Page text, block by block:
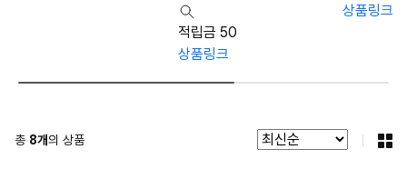
적립금 50
상품링크
상품링크
총 8개의 상품